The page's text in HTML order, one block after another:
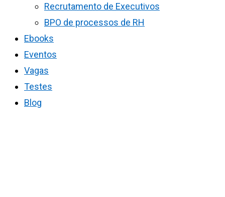
Recrutamento de Executivos
BPO de processos de RH
Ebooks
Eventos
Vagas
Testes
Blog